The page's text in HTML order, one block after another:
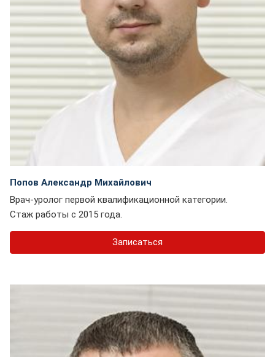
Попов Александр Михайлович
Врач-уролог первой квалификационной категории.
Стаж работы с 2015 года.
Записаться